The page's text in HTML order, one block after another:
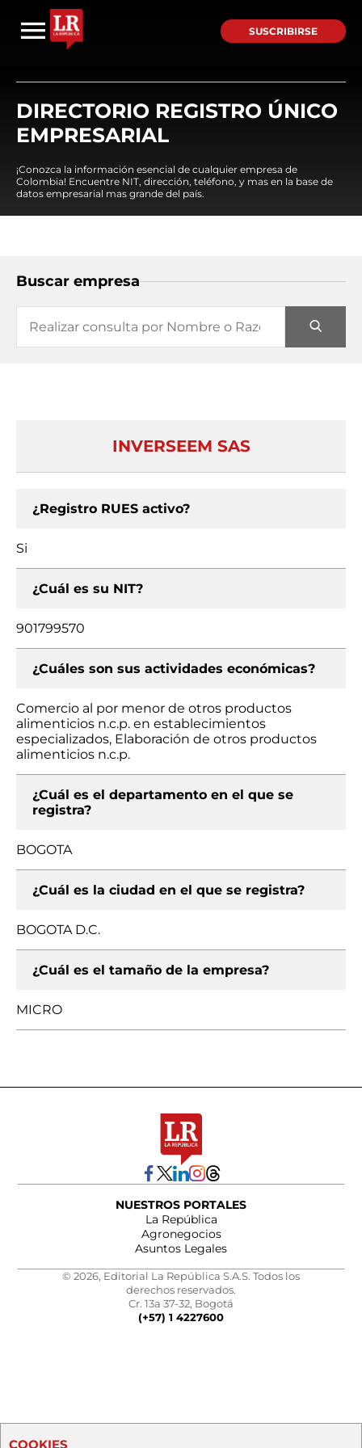
SUSCRIBIRSE
DIRECTORIO REGISTRO ÚNICO
EMPRESARIAL
¡Conozca la información esencial de cualquier empresa de
Colombia! Encuentre NIT, dirección, teléfono, y mas en la base de
datos empresarial mas grande del país.
Buscar empresa
INVERSEEM SAS
¿Registro RUES activo?
Si
¿Cuál es su NIT?
901799570
¿Cuáles son sus actividades económicas?
Comercio al por menor de otros productos
alimenticios n.c.p. en establecimientos
especializados, Elaboración de otros productos
alimenticios n.c.p.
¿Cuál es el departamento en el que se
registra?
BOGOTA
¿Cuál es la ciudad en el que se registra?
BOGOTA D.C.
¿Cuál es el tamaño de la empresa?
MICRO
NUESTROS PORTALES
La República
Agronegocios
Asuntos Legales
© 2026, Editorial La República S.A.S. Todos los
derechos reservados.
Cr. 13a 37-32, Bogotá
(+57) 1 4227600
COOKIES